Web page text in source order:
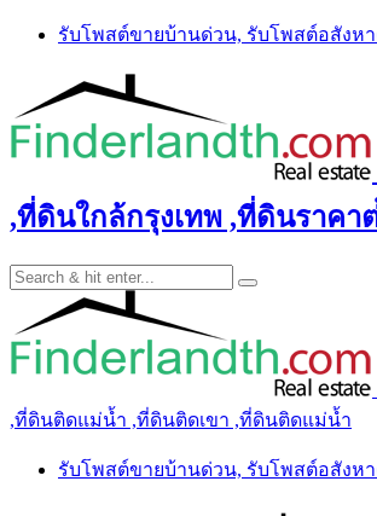
Skip
รับโพสต์ขายบ้านด่วน, รับโพสต์อสังห
,ที่ดินใกล้กรุงเทพ ,ที่ดินราค
,ที่ดินติดแม่น้ำ ,ที่ดินติดเขา ,ที่ดินติดแม่น้ำ
รับโพสต์ขายบ้านด่วน, รับโพสต์อสังห